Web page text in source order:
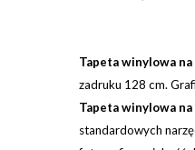
Tapeta winylowa
zadruku 128 cm.
Tapeta winylowa
standardowych